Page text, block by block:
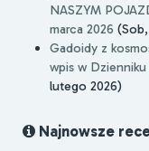
NASZYM
marca 2026
Gadoidy z
wpis w
lutego 2026)
Najnowsze